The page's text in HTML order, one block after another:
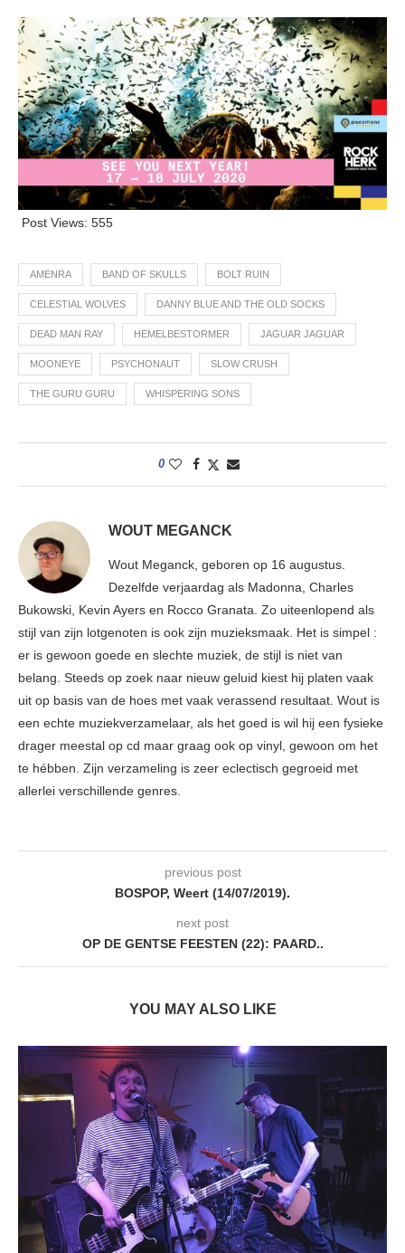
Post Views: 555
AMENRA BAND OF SKULLS BOLT RUIN
CELESTIAL WOLVES DANNY BLUE AND THE OLD SOCKS
DEAD MAN RAY HEMELBESTORMER JAGUAR JAGUAR
MOONEYE PSYCHONAUT SLOW CRUSH
THE GURU GURU WHISPERING SONS
0
WOUT MEGANCK
Wout Meganck, geboren op 16 augustus.
Dezelfde verjaardag als Madonna, Charles
Bukowski, Kevin Ayers en Rocco Granata. Zo uiteenlopend als
stijl van zijn lotgenoten is ook zijn muzieksmaak. Het is simpel :
er is gewoon goede en slechte muziek, de stijl is niet van
belang. Steeds op zoek naar nieuw geluid kiest hij platen vaak
uit op basis van de hoes met vaak verassend resultaat. Wout is
een echte muziekverzamelaar, als het goed is wil hij een fysieke
drager meestal op cd maar graag ook op vinyl, gewoon om het
te hébben. Zijn verzameling is zeer eclectisch gegroeid met
allerlei verschillende genres.
previous post
BOSPOP, Weert (14/07/2019).
next post
OP DE GENTSE FEESTEN (22): PAARD..
YOU MAY ALSO LIKE